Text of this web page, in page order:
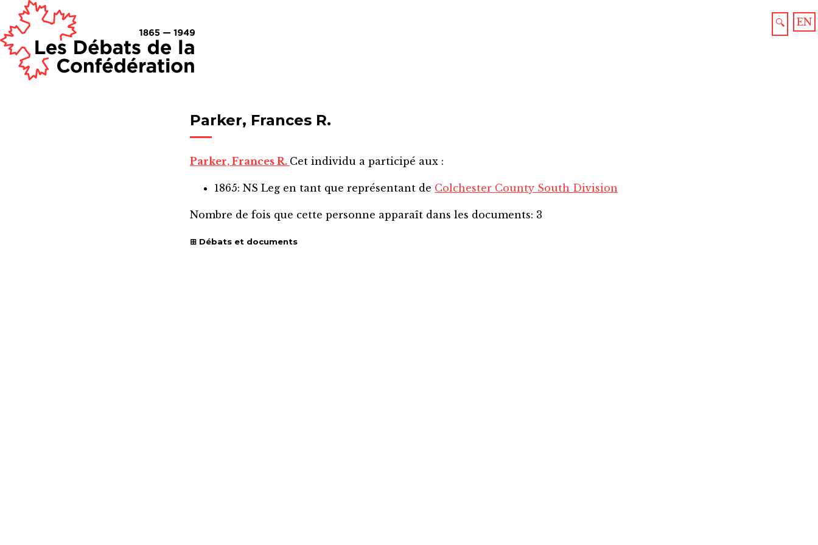
EN
🔍
Parker, Frances R.
Parker, Frances R. Cet individu a participé aux :
1865: NS Leg en tant que représentant de Colchester County South Division
Nombre de fois que cette personne apparaît dans les documents: 3
Débats et documents